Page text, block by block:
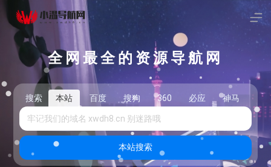
全网最全的资源导航网
搜索 本站 百度 搜狗 360 必应 神马 头
本站搜索